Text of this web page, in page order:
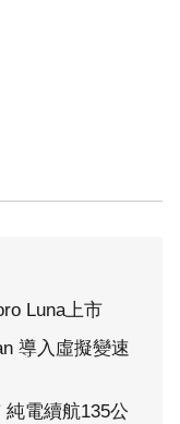
盈很舒適 Gogoro Luna上市
導入虛擬變速
電續航135公